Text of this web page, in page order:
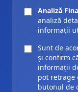
Analiză
analiză
informații
Sunt de
și confirm
informații
pot retrage
butonul de